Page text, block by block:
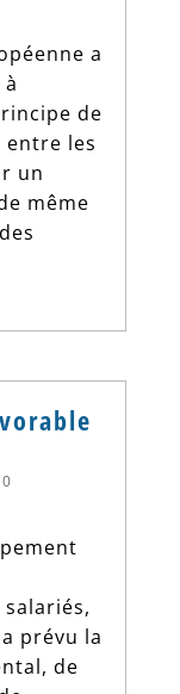
a
de
entre les
un
même
prévu la
de